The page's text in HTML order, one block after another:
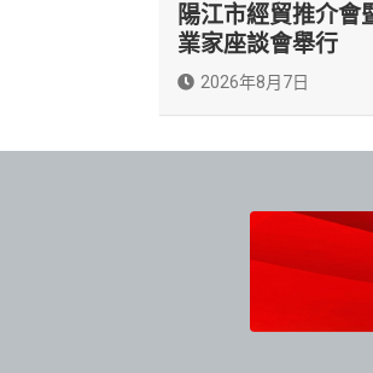
陽江市經貿推介會
業家座談會舉行
2026年8月7日